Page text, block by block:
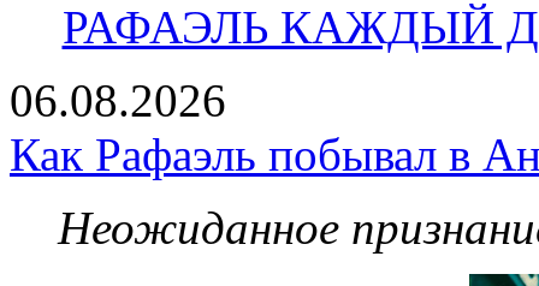
РАФАЭЛЬ КАЖДЫЙ
06.08.2026
Как Рафаэль побывал в
Неожиданное